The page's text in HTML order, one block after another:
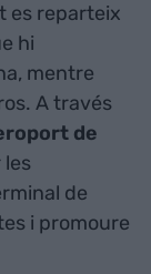
es reparteix
hi
mentre
A través
de
les
de
i promoure